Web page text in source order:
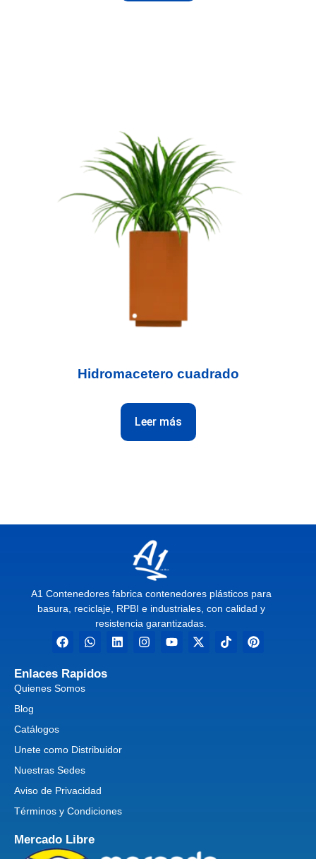
Hidromacetero cuadrado
Leer más
A1 Contenedores fabrica contenedores plásticos para
basura, reciclaje, RPBI e industriales, con calidad y
resistencia garantizadas.
Enlaces Rapidos
Quienes Somos
Blog
Catálogos
Unete como Distribuidor
Nuestras Sedes
Aviso de Privacidad
Términos y Condiciones
Mercado Libre